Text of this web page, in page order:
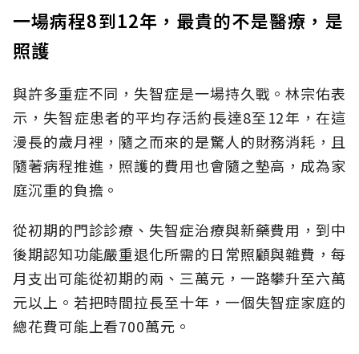
一場病程8到12年，最貴的不是醫療，是
照護
與許多重症不同，失智症是一場持久戰。林宗佑表
示，失智症患者的平均存活約長達8至12年，在這
漫長的歲月裡，隨之而來的是驚人的財務消耗，且
隨著病程推進，照護的費用也會隨之墊高，成為家
庭沉重的負擔。
從初期的門診診療、失智症治療與新藥費用，到中
後期認知功能嚴重退化所需的日常照顧與雜費，每
月支出可能從初期的兩、三萬元，一路攀升至六萬
元以上。若把時間拉長至十年，一個失智症家庭的
總花費可能上看700萬元。